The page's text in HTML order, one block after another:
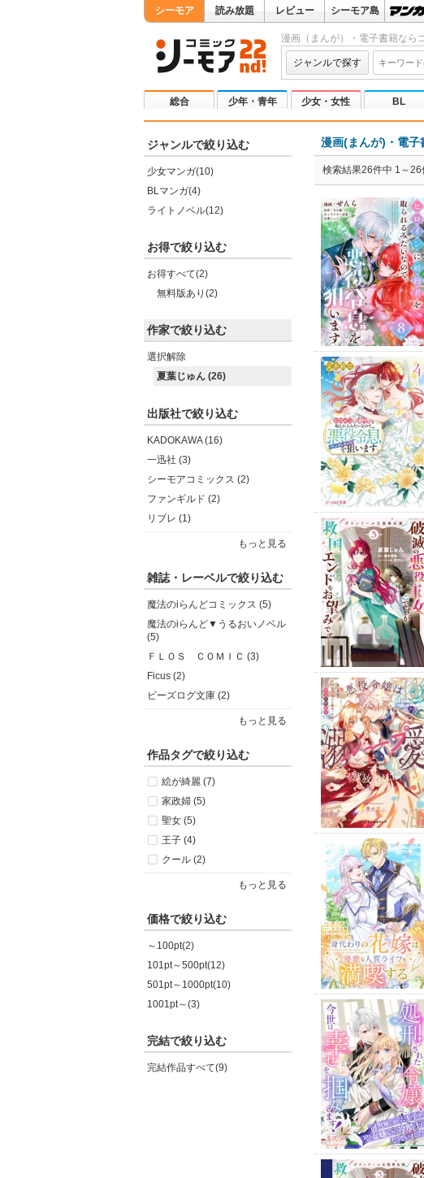
シーモア 読み放題 レビュー シーモア島
漫画（まんが）・電子書籍なら
ジャンルで探す
総合 少年・青年 少女・女性 BL
ジャンルで絞り込む
少女マンガ(10)
BLマンガ(4)
ライトノベル(12)
お得で絞り込む
お得すべて(2)
無料版あり(2)
作家で絞り込む
選択解除
夏葉じゅん (26)
出版社で絞り込む
KADOKAWA (16)
一迅社 (3)
シーモアコミックス (2)
ファンギルド (2)
リブレ (1)
もっと見る
雑誌・レーベルで絞り込む
魔法のiらんどコミックス (5)
魔法のiらんど▼うるおいノベル
(5)
ＦＬＯＳ ＣＯＭＩＣ (3)
Ficus (2)
ビーズログ文庫 (2)
もっと見る
作品タグで絞り込む
絵が綺麗 (7)
家政婦 (5)
聖女 (5)
王子 (4)
クール (2)
もっと見る
価格で絞り込む
～100pt(2)
101pt～500pt(12)
501pt～1000pt(10)
1001pt～(3)
完結で絞り込む
完結作品すべて(9)
漫画(まんが)・電子
検索結果26件中 1～26